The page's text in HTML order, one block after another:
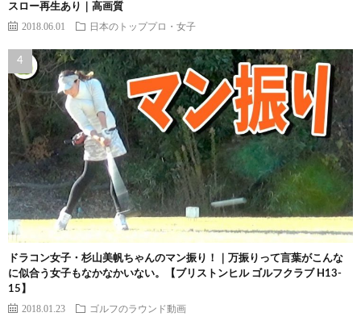
スロー再生あり｜高画質
2018.06.01 日本のトッププロ・女子
ドラコン女子・杉山美帆ちゃんのマン振り！｜万振りって言葉がこんな
に似合う女子もなかなかいない。【ブリストンヒル ゴルフクラブ H13-
15】
2018.01.23 ゴルフのラウンド動画